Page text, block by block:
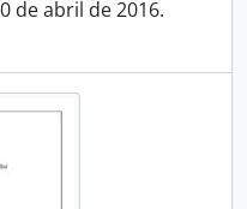
de abril de 2016.